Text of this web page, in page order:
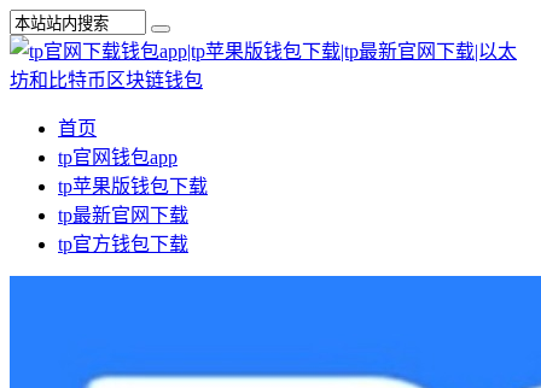
首页
tp官网钱包app
tp苹果版钱包下载
tp最新官网下载
tp官方钱包下载